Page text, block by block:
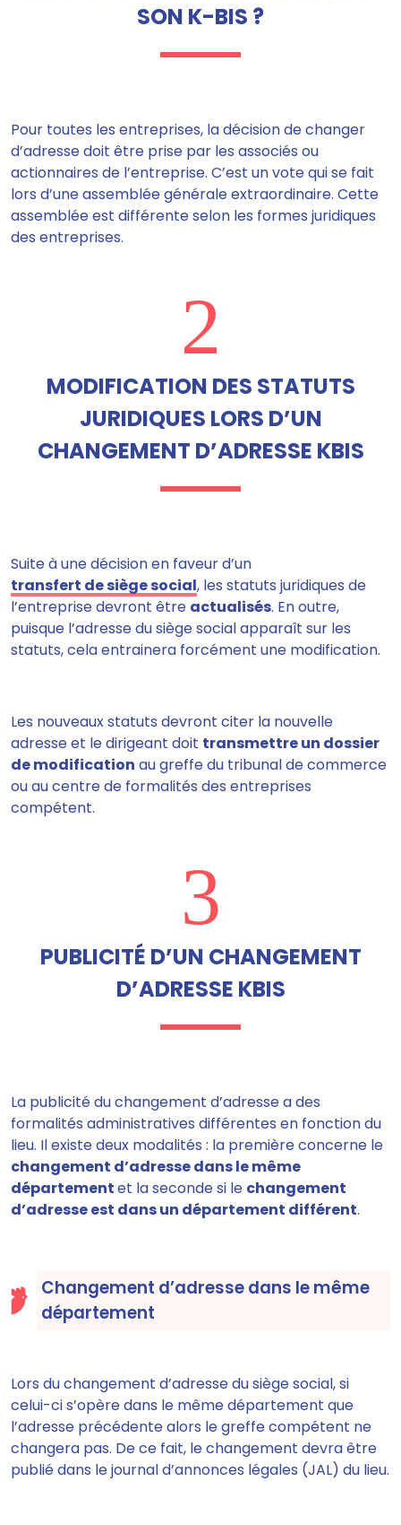
SON K-BIS ?
Pour toutes les entreprises, la décision de changer
d’adressedoit être prise par les associés ou
actionnaires de l’entreprise. C’est un vote qui se fait
lors d’une assemblée générale extraordinaire. Cette
assemblée est différente selon les formes juridiques
des entreprises.
2
MODIFICATION DES STATUTS
JURIDIQUES LORS D’UN
CHANGEMENT D’ADRESSE KBIS
Suite à une décision en faveur d’un
transfert de siège social, les statuts juridiques de
l’entreprise devront être actualisés. En outre,
puisque l’adresse du siège social apparaît sur les
statuts, cela entrainera forcément une modification.
Les nouveaux statuts devront citer la nouvelle
adresse et le dirigeant doit transmettre un dossier
de modification au greffe du tribunal de commerce
ou au centre de formalités des entreprises
compétent.
3
PUBLICITÉ D’UN CHANGEMENT
D’ADRESSE KBIS
La publicité du changement d’adresse a des
formalités administratives différentes en fonction du
lieu. Il existe deux modalités : la première concerne le
changement d’adresse dans le même
départementet la seconde si le changement
d’adresse est dans un département différent.
Changement d’adresse dans le même
département
Lors du changement d’adresse du siège social, si
celui-ci s’opère dans le même département que
l’adresse précédente alors le greffe compétent ne
changera pas. De ce fait, le changement devra être
publié dans le journal d’annonces légales (JAL) du lieu.